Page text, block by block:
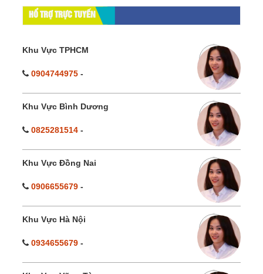
HỔ TRỢ TRỰC TUYẾN
Khu Vực TPHCM
0904744975 -
Khu Vực Bình Dương
0825281514 -
Khu Vực Đồng Nai
0906655679 -
Khu Vực Hà Nội
0934655679 -